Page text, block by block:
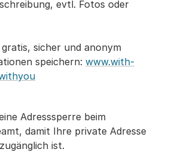
evtl. Fotos oder
sicher und anonym
speichern: www.with-
Adresssperre beim
damit Ihre private Adresse
ist.